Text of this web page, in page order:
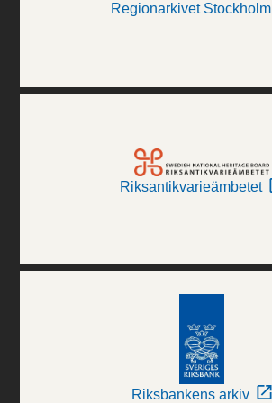
Regionarkivet Stockholm
Riksantikvarieämbetet
Riksbankens arkiv